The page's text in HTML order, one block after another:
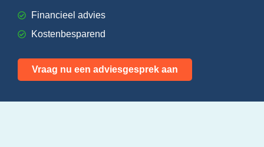
Financieel advies
Kostenbesparend
Vraag nu een adviesgesprek aan